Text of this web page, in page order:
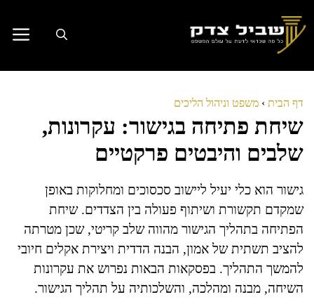
לתוכן
דף הבית › משפט וניהול הליכים
שיחת פתיחה בגישור: עקרונות,
שלבים והיבטים פרקטיים
גישור הוא כלי יעיל ליישוב סכסוכים ומחלוקות באופן
שמקדם תקשורת ושיתוף פעולה בין הצדדים. שיחת
הפתיחה בתהליך הגישור מהווה שלב קריטי, שכן מטרתה
להציב תשתית של אמון, הבנה הדדית ויצירת אקלים חיובי
להמשך התהליך. בפסקאות הבאות נפרוש את עקרונות
השיחה, מבנה ומהלכה, והשלכותיה על תהליך הגישור.